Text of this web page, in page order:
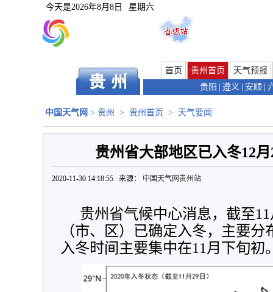
今天是2026年8月8日 星期六
首页 贵州首页
天气预报
贵阳
遵义 安顺
中国天气网 > 贵州 > 贵州首页 > 天气要闻
贵州省大部地区已入冬12
2020-11-30 14:18:55 来源： 中国天气网贵州站
贵州省气候中心消息，截至
（市、区）已确定入冬，主要
入冬时间主要集中在11月下旬初